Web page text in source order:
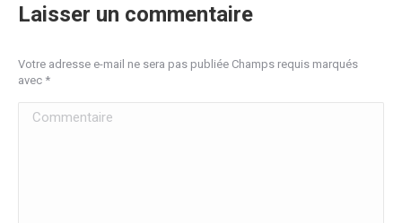
Laisser un commentaire
Votre adresse e-mail ne sera pas publiée Champs requis marqués
avec *
Commentaire